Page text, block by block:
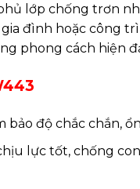
lớp chống trơn
đình hoặc công
phong cách hiện
bảo độ chắc chắn,
lực tốt, chống